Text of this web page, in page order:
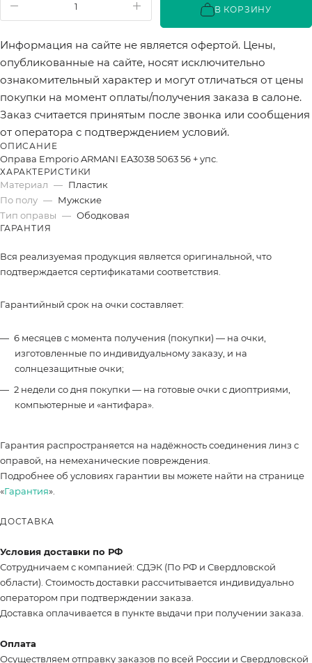
В КОРЗИНУ
Информация на сайте не является офертой. Цены,
опубликованные на сайте, носят исключительно
ознакомительный характер и могут отличаться от цены
покупки на момент оплаты/получения заказа в салоне.
Заказ считается принятым после звонка или сообщения
от оператора с подтверждением условий.
ОПИСАНИЕ
Оправа Emporio ARMANI EA3038 5063 56 + упс.
ХАРАКТЕРИСТИКИ
Материал — Пластик
По полу — Мужские
Тип оправы — Ободковая
ГАРАНТИЯ
Вся реализуемая продукция является оригинальной, что
подтверждается сертификатами соответствия.
Гарантийный срок на очки составляет:
6 месяцев с момента получения (покупки) — на очки,
изготовленные по индивидуальному заказу, и на
солнцезащитные очки;
2 недели со дня покупки — на готовые очки с диоптриями,
компьютерные и «антифара».
Гарантия распространяется на надёжность соединения линз с
оправой, на немеханические повреждения.
Подробнее об условиях гарантии вы можете найти на странице
«Гарантия».
ДОСТАВКА
Условия доставки по РФ
Сотрудничаем с компанией: СДЭК (По РФ и Свердловской
области). Стоимость доставки рассчитывается индивидуально
оператором при подтверждении заказа.
Доставка оплачивается в пункте выдачи при получении заказа.
Оплата
Осуществляем отправку заказов по всей России и Свердловской